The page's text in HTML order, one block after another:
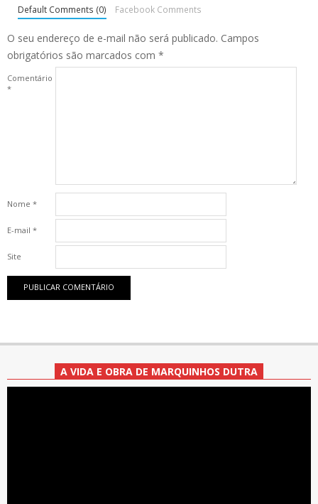
Default Comments (0) Facebook Comments
O seu endereço de e-mail não será publicado. Campos
obrigatórios são marcados com *
Comentário
*
Nome *
E-mail *
Site
A VIDA E OBRA DE MARQUINHOS DUTRA